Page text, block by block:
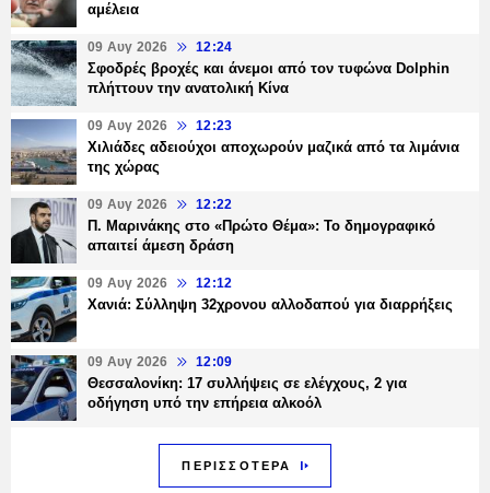
αμέλεια
09 Αυγ 2026 12:24
Σφοδρές βροχές και άνεμοι από τον τυφώνα Dolphin
πλήττουν την ανατολική Κίνα
09 Αυγ 2026 12:23
Χιλιάδες αδειούχοι αποχωρούν μαζικά από τα λιμάνια
της χώρας
09 Αυγ 2026 12:22
Π. Μαρινάκης στο «Πρώτο Θέμα»: Το δημογραφικό
απαιτεί άμεση δράση
09 Αυγ 2026 12:12
Χανιά: Σύλληψη 32χρονου αλλοδαπού για διαρρήξεις
09 Αυγ 2026 12:09
Θεσσαλονίκη: 17 συλλήψεις σε ελέγχους, 2 για
οδήγηση υπό την επήρεια αλκοόλ
ΠΕΡΙΣΣΟΤΕΡΑ